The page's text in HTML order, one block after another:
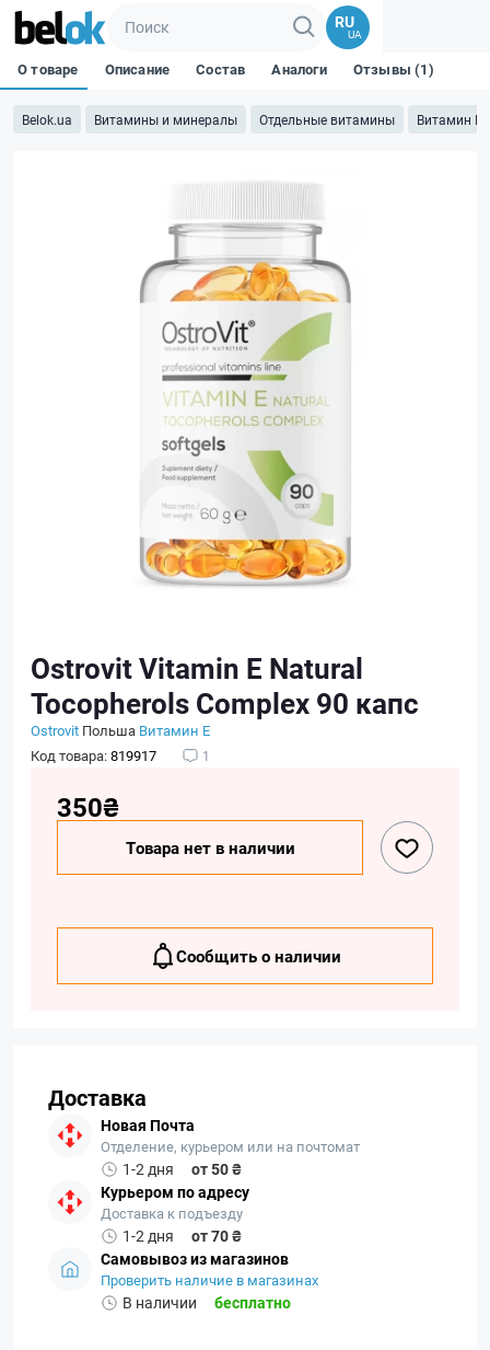
RU
UA
Belok.ua Витамины и минералы Отдельные витамины Витамин E
О товаре Описание Состав Аналоги Отзывы (1)
Ostrovit Vitamin E Natural
Tocopherols Complex 90 капс
Ostrovit Польша Витамин E
Код товара:819917 1
350₴
Товара нет в наличии
Сообщить о наличии
Доставка
Новая Почта
Отделение, курьером или на почтомат
1-2 дня
от 50 ₴
Курьером по адресу
Доставка к подъезду
1-2 дня
от 70 ₴
Самовывоз из магазинов
Проверить наличие в магазинах
В наличии бесплатно